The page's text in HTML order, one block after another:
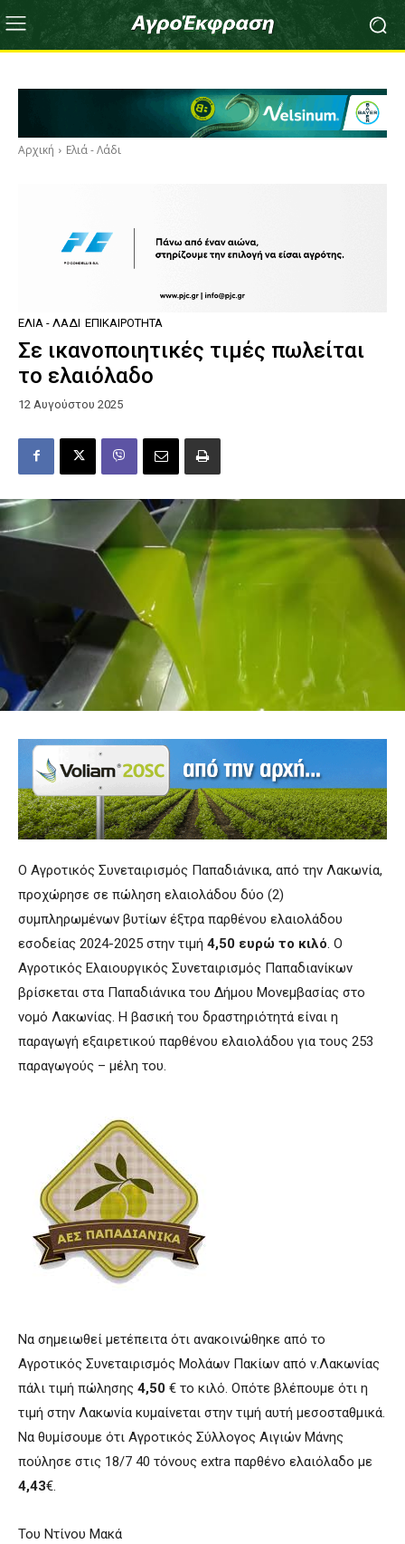
Αρχική Ελιά - Λάδι
ΕΛΙΆ - ΛΆΔΙ ΕΠΙΚΑΙΡΌΤΗΤΑ
Σε ικανοποιητικές τιμές πωλείται
το ελαιόλαδο
12 Αυγούστου 2025
Ο Αγροτικός Συνεταιρισμός Παπαδιάνικα, από την Λακωνία,
προχώρησε σε πώληση ελαιολάδου δύο (2)
συμπληρωμένων βυτίων έξτρα παρθένου ελαιολάδου
εσοδείας 2024-2025 στην τιμή 4,50 ευρώ το κιλό. Ο
Αγροτικός Ελαιουργικός Συνεταιρισµός Παπαδιανίκων
βρίσκεται στα Παπαδιάνικα του Δήµου Μονεµβασίας στο
νομό Λακωνίας. Η βασική του δραστηριότητά είναι η
παραγωγή εξαιρετικού παρθένου ελαιολάδου για τους 253
παραγωγούς – µέλη του.
Να σημειωθεί μετέπειτα ότι ανακοινώθηκε από το
Αγροτικός Συνεταιρισμός Μολάων Πακίων από ν.Λακωνίας
πάλι τιμή πώλησης 4,50 € το κιλό. Οπότε βλέπουμε ότι η
τιμή στην Λακωνία κυμαίνεται στην τιμή αυτή μεσοσταθμικά.
Να θυμίσουμε ότι Aγροτικός Σύλλογος Αιγιών Μάνης
πούλησε στις 18/7 40 τόνους extra παρθένο ελαιόλαδο με
4,43€.
Του Ντίνου Μακά